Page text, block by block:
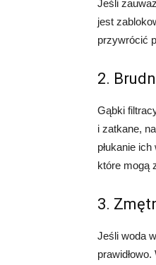
Jeśli
jest
przywrócić
2.
Gąbki
i zatkane,
płukanie
które mogą
3.
Jeśli woda